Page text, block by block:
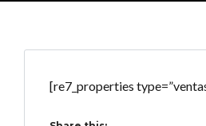
[re7_properties